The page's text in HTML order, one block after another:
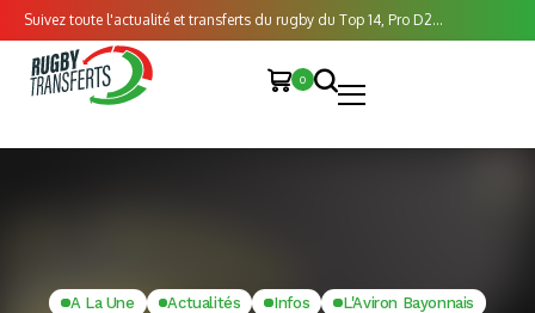
Suivez toute l'actualité et transferts du rugby du Top 14, Pro D2...
0
A La Une Actualités Infos
L'Aviron Bayonnais